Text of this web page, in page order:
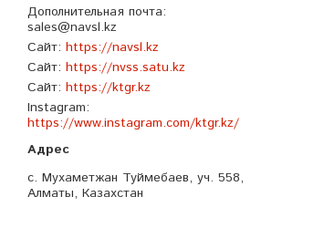
Дополнительная почта
sales@navsl.kz
Сайт https://navsl.kz
Сайт https://nvss.satu.kz
Сайт https://ktgr.kz
Instagram
https://www.instagram.com/ktgr.kz/
с. Мухаметжан Туймебаев, уч. 558,
Алматы, Казахстан